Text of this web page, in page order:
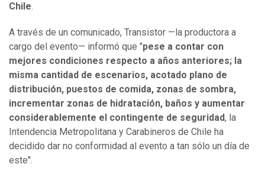
Chile.
A través de un comunicado, Transistor —la productora a
cargo del evento— informó que "pese a contar con
mejores condiciones respecto a años anteriores; la
misma cantidad de escenarios, acotado plano de
distribución, puestos de comida, zonas de sombra,
incrementar zonas de hidratación, baños y aumentar
considerablemente el contingente de seguridad, la
Intendencia Metropolitana y Carabineros de Chile ha
decidido dar no conformidad al evento a tan sólo un día de
este".